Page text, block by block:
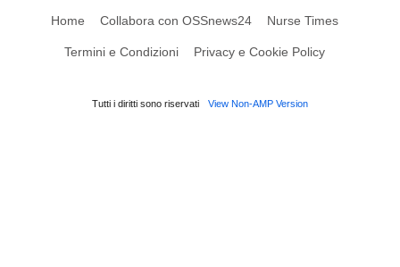
Home Collabora con OSSnews24 Nurse Times
Termini e Condizioni Privacy e Cookie Policy
Tutti i diritti sono riservati View Non-AMP Version